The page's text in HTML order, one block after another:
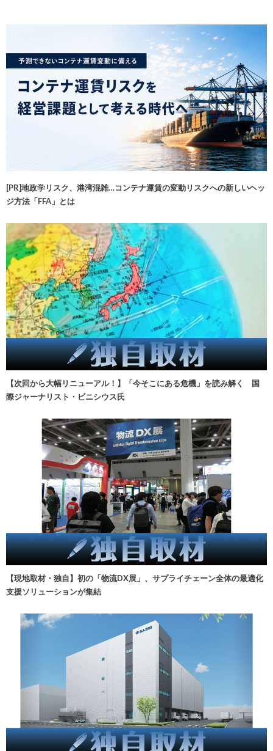
[PR]地政学リスク、港湾混雑…コンテナ運賃の変動リスクへの新しいヘッ
ジ方法「FFA」とは
【次回から大幅リニューアル！】「今そこにある危機」を読み解く 国
際ジャーナリスト・ビニシウス氏
【現地取材・独自】初の「物流DX展」、サプライチェーン全体の最適化
支援ソリューションが集結